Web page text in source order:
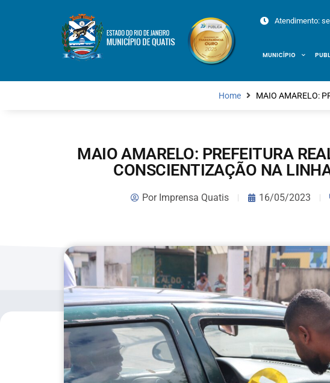
Atendimento:
MUNICÍPIO
Home MAIO AMARELO:
MAIO AMARELO: PREFEITURA
CONSCIENTIZAÇÃO NA
PorImprensa Quatis 16/05/2023